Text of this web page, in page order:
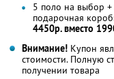
5 поло на выбор +
подарочная
4450р. вместо
Внимание! Купон
стоимости. Полную
получении товара